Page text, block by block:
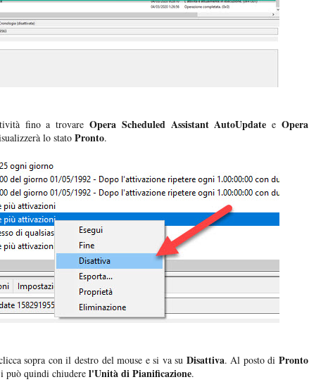
fino a trovare Opera Scheduled Assistant AutoUpdate e Opera
lo stato Pronto.
sopra con il destro del mouse e si va su Disattiva. Al posto diPronto
può quindi chiudere l'Unità di Pianificazione.